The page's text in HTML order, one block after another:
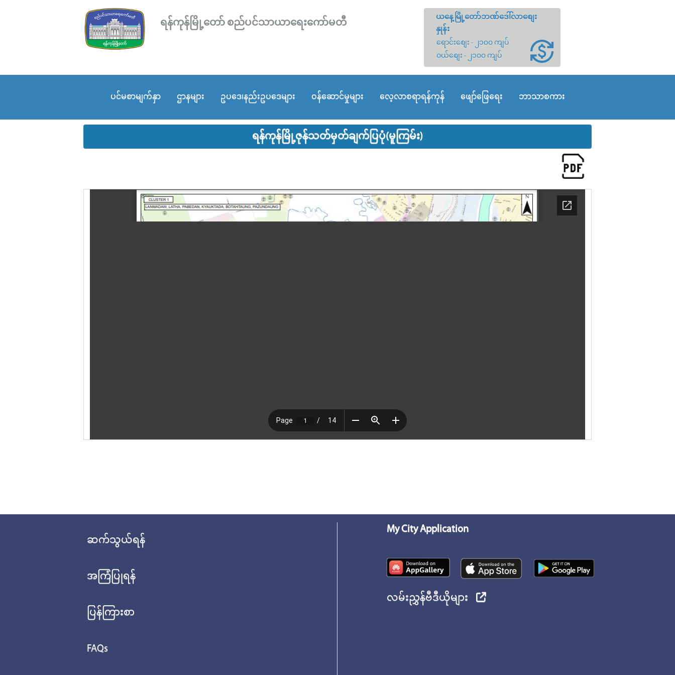
ရန်ကုန်မြို့တော် စည်ပင်သာယာရေးကော်မတီ
ယနေ့မြို့တော်ဘဏ်ဒေါ်လာစျေး
နှုန်း
ရောင်းစျေး - ၂၁၀၀ ကျပ်
ဝယ်စျေး - ၂၁၀၀ ကျပ်
ပင်မစာမျက်နှာ ဌာနများ ဥပဒေ၊နည်းဥပဒေများ ဝန်ဆောင်မှုများ လေ့လာစရာရန်ကုန် ဖျော်ဖြေရေး ဘာသာစကား
ရန်ကုန်မြို့ဇုန်သတ်မှတ်ချက်ပြပုံ(မူကြမ်း)
ဆက်သွယ်ရန်
အကြံပြုရန်
ပြန်ကြားစာ
FAQs
My City Application
လမ်းညွှန်ဗီဒီယိုများ